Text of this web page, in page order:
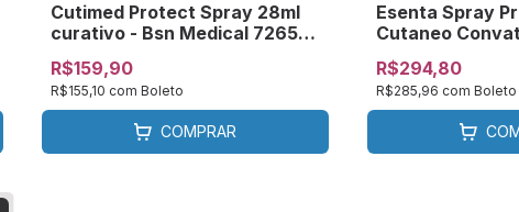
Cutimed Protect Spray 28ml
curativo - Bsn Medical 72653-
00
R$159,90
R$155,10 com Boleto
COMPRAR
Esenta Spray
Cutaneo
R$294,80
R$285,96 com Boleto